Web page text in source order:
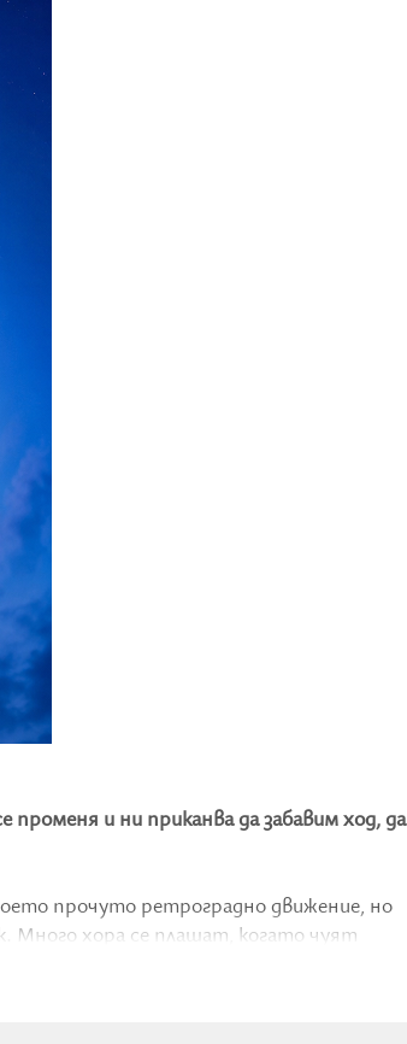
и ни приканва да забавим ход, да
прочуто ретроградно движение, но
Много хора се плашат, когато чуят